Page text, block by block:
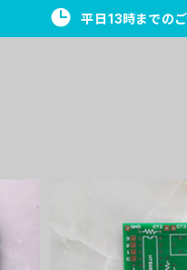
平日13時までのご
Robot Noise